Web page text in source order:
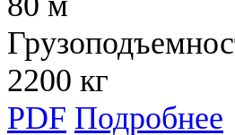
2200 кг
PDF Подробнее